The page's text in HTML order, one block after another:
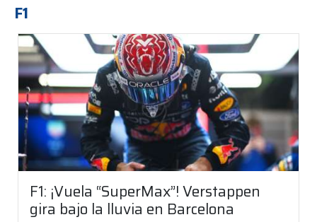
F1
F1: ¡Vuela “SuperMax”! Verstappen
gira bajo la lluvia en Barcelona